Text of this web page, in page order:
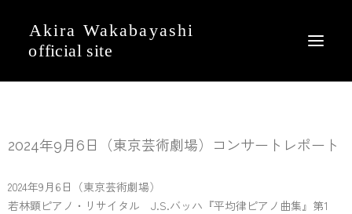
Event
Journal
2024年9月6日（東京芸術劇場）コンサートレポート
2024年9月6日（東京芸術劇場）
若林顕ピアノ・リサイタル J.S.バッハ『平均律ピアノ曲集』第1